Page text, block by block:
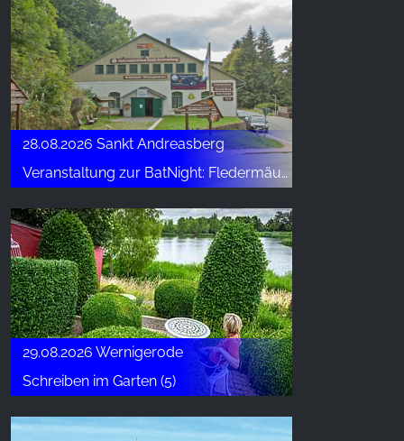
28.08.2026 Sankt Andreasberg
Veranstaltung zur BatNight: Fledermäuse – Jäger der Nacht
29.08.2026 Wernigerode
Schreiben im Garten (5)